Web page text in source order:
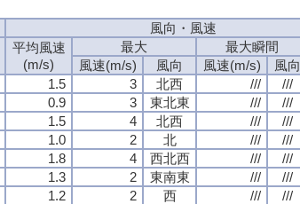
風向・風速
平均風速
(m/s)
最大 最大瞬間
風速(m/s) 風向 風速(m/s)
風向
1.5 3 北西 /// ///
0.9 3 東北東 /// ///
1.5 4 北西 /// ///
1.0 2 北 /// ///
1.8 4 西北西 /// ///
1.3 2 東南東 /// ///
1.2 2 西 /// ///